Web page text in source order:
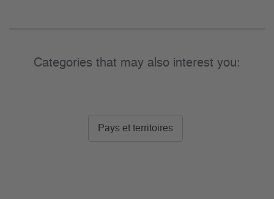
Categories that may also interest you:
Pays et territoires